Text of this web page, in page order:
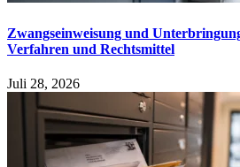
Zwangseinweisung und
Verfahren und Rechtsmittel
Juli 28, 2026